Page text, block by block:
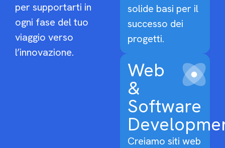
per supportarti in
ogni fase del tuo
viaggio verso
l’innovazione.
solide basi per il
successo dei
progetti.
Web
&
Software
Creiamo siti web